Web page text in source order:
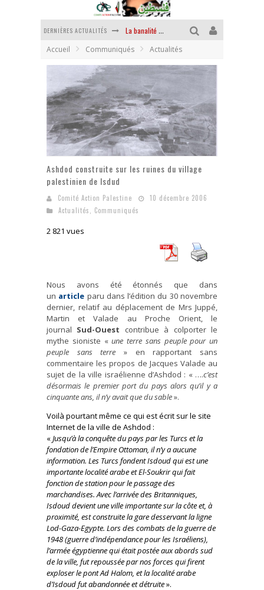
DERNIÈRES ACTUALITÉS La banalité du mal colonial
Yankees, Go home !
Chantage terroriste
La révolution ou rien
Des accords de paix sans le peuple et contre le peuple
La puissance américaine en peau de chagrin
Accueil Communiqués Actualités
Ashdod construite sur les ruines du village
palestinien de Isdud
Comité Action Palestine
10 décembre 2006
Actualités
Communiqués
2 821 vues
Nous avons été étonnés que dans
un article paru dans l’édition du 30 novembre
dernier, relatif au déplacement de Mrs Juppé,
Martin et Valade au Proche Orient, le
journal Sud-Ouest contribue à colporter le
mythe sioniste «une terre sans peuple pour un
peuple sans terre » en rapportant sans
commentaire les propos de Jacques Valade au
sujet de la ville israélienne d’Ashdod : « ….c’est
désormais le premier port du pays alors qu’il y a
cinquante ans, il n’y avait que du sable».
Voilà pourtant même ce qui est écrit sur le site
Internet de la ville de Ashdod :
«Jusqu’à la conquête du pays par les Turcs et la
fondation de l’Empire Ottoman, il n’y a aucune
information. Les Turcs fondent Isdoud qui est une
importante localité arabe et El-Soukrir qui fait
fonction de station pour le passage des
marchandises. Avec l’arrivée des Britanniques,
Isdoud devient une ville importante sur la côte et, à
proximité, est construite la gare desservant la ligne
Lod-Gaza-Egypte. Lors des combats de la guerre de
1948 (guerre d’indépendance pour les Israéliens),
l’armée égyptienne qui était postée aux abords sud
de la ville, fut repoussée par nos forces qui firent
exploser le pont Ad Halom, et la localité arabe
d’Isdoud fut abandonnée et détruite».